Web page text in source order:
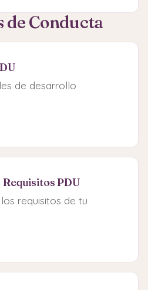
de Conducta
de desarrollo
PDU
requisitos de tu